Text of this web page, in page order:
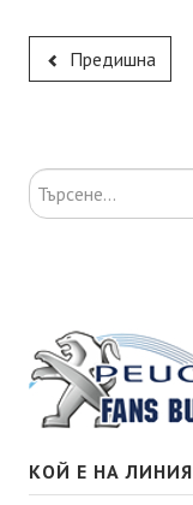
Предишна
Търсене...
КОЙ Е НА ЛИНИЯ